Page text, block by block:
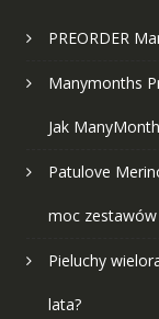
PREORDER
Manymonths
Jak
Patulove
moc
Pieluchy
lata?